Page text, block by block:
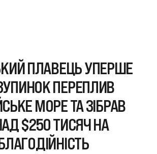
ПЛАВЕЦЬ УПЕРШЕ
ПЕРЕПЛИВ
МОРЕ ТА ЗІБРАВ
$250 ТИСЯЧ НА